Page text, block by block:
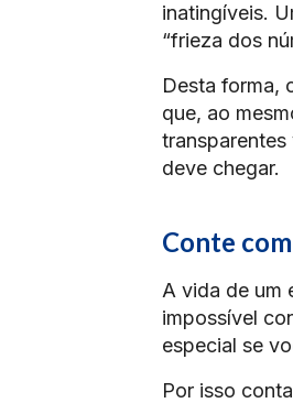
inatingíveis.
“frieza dos
Desta forma,
que, ao
transparentes
deve chegar.
Conte
A vida de um
impossível
especial se
Por isso